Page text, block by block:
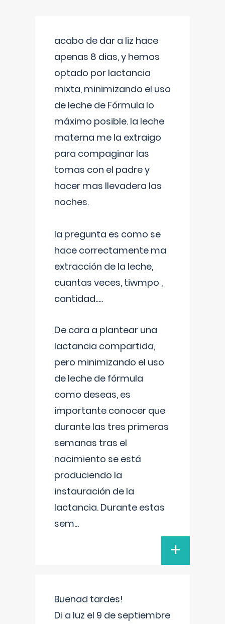
acabo de dar a liz hace
apenas 8 dias, y hemos
optado por lactancia
mixta, minimizando el uso
de leche de Fórmula lo
máximo posible. la leche
materna me la extraigo
para compaginar las
tomas con el padre y
hacer mas llevadera las
noches.
la pregunta es como se
hace correctamente ma
extracción de la leche,
cuantas veces, tiwmpo ,
cantidad.....
De cara a plantear una
lactancia compartida,
pero minimizando el uso
de leche de fórmula
como deseas, es
importante conocer que
durante las tres primeras
semanas tras el
nacimiento se está
produciendo la
instauración de la
lactancia. Durante estas
sem...
+
Buenad tardes!
Di a luz el 9 de septiembre